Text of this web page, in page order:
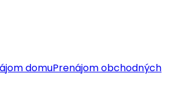
domuPrenájom obchodných